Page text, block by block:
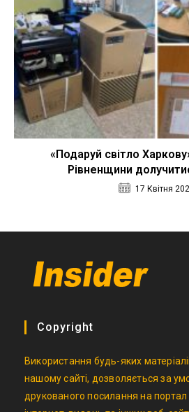
«Подаруй світло
Рівненщини
17 Квітня
Copyright
Використання будь-яких
нашому сайті, дозволяється за
друкованого посилання на портал